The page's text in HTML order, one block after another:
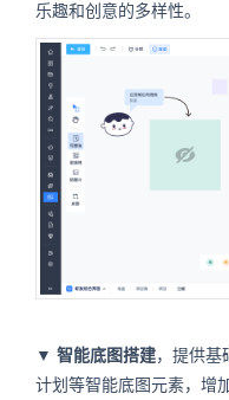
乐趣和创意的多样性。
▼ 智能底图搭建，提供基
计划等智能底图元素，增